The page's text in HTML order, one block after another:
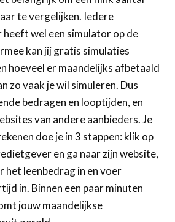
te vergelijken. Iedere
wel een simulator op de
kan jij gratis simulaties
hoeveel er maandelijks afbetaald
zo vaak je wil simuleren. Dus
bedragen en looptijden, en
van andere aanbieders. Je
doe je in 3 stappen: klik op
en ga naar zijn website,
het leenbedrag in en voer
in. Binnen een paar minuten
jouw maandelijkse